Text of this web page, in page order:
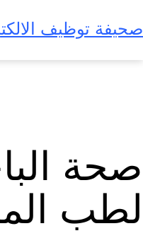
إلى
المحتوى
صحيفة توظيف
صحة
لطب